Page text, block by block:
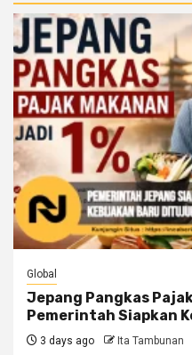
Global
Jepang Pangkas
Pemerintah Siapkan
3 days ago Ita Tambunan